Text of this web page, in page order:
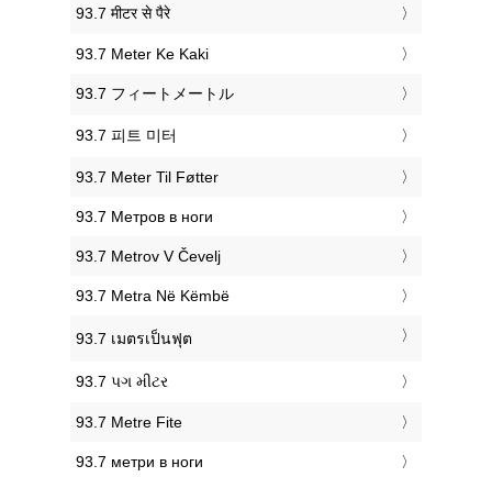
‎93.7 मीटर से पैरे
‎93.7 Meter Ke Kaki
‎93.7 フィートメートル
‎93.7 피트 미터
‎93.7 Meter Til Føtter
‎93.7 Метров в ноги
‎93.7 Metrov V Čevelj
‎93.7 Metra Në Këmbë
‎93.7 เมตรเป็นฟุต
‎93.7 પગ મીટર
‎93.7 Metre Fite
‎93.7 метри в ноги